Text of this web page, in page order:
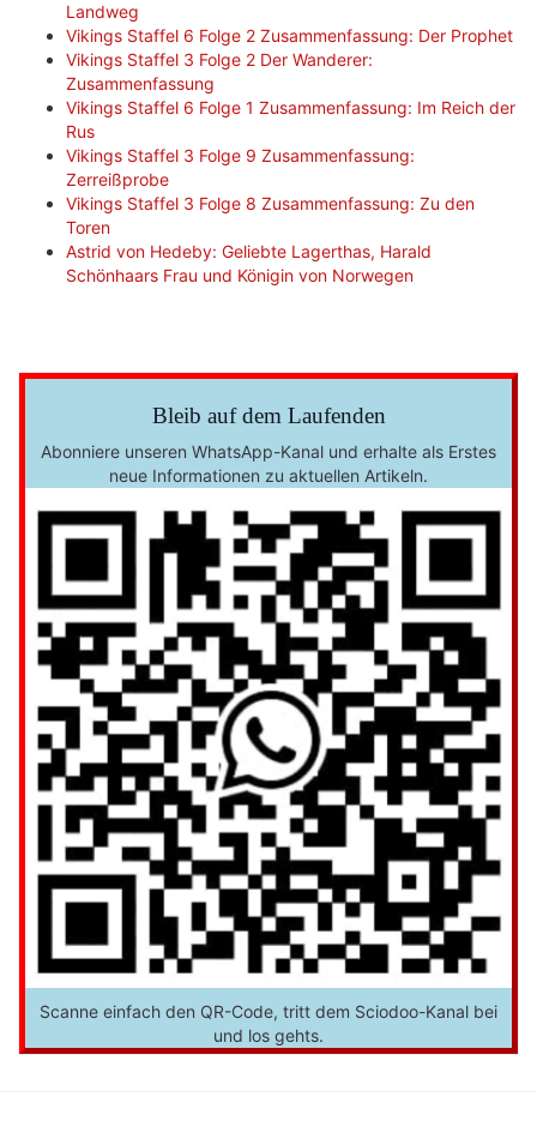
Landweg
Vikings Staffel 6 Folge 2 Zusammenfassung: Der Prophet
Vikings Staffel 3 Folge 2 Der Wanderer:
Zusammenfassung
Vikings Staffel 6 Folge 1 Zusammenfassung: Im Reich der
Rus
Vikings Staffel 3 Folge 9 Zusammenfassung:
Zerreißprobe
Vikings Staffel 3 Folge 8 Zusammenfassung: Zu den
Toren
Astrid von Hedeby: Geliebte Lagerthas, Harald
Schönhaars Frau und Königin von Norwegen
Bleib auf dem Laufenden
Abonniere unseren WhatsApp-Kanal und erhalte als Erstes
neue Informationen zu aktuellen Artikeln.
Scanne einfach den QR-Code, tritt dem Sciodoo-Kanal bei
und los gehts.